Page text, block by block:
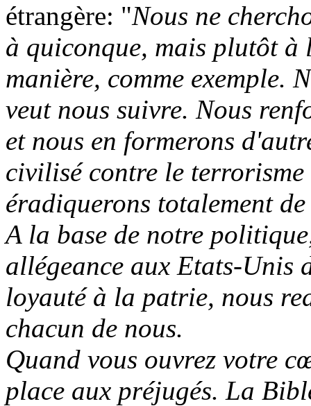
étrangère: "Nous ne
à quiconque, mais plutôt
manière, comme exemple.
veut nous suivre. Nous
et nous en formerons
civilisé contre le
éradiquerons totalement
A la base de notre
allégeance aux Etats-Unis
loyauté à la patrie, nous
chacun de nous.
Quand vous ouvrez votre
place aux préjugés. La